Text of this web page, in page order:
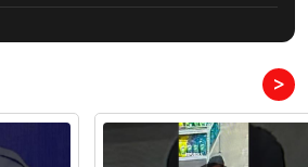
>